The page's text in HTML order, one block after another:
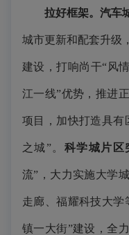
拉好框架。汽车
城市更新和配套升级
建设，打响尚干“风
江一线”优势，推进
项目，加快打造具有
之城”。 科学城片区
流”，大力实施大学
走廊、福耀科技大学
镇一大街”建设，全